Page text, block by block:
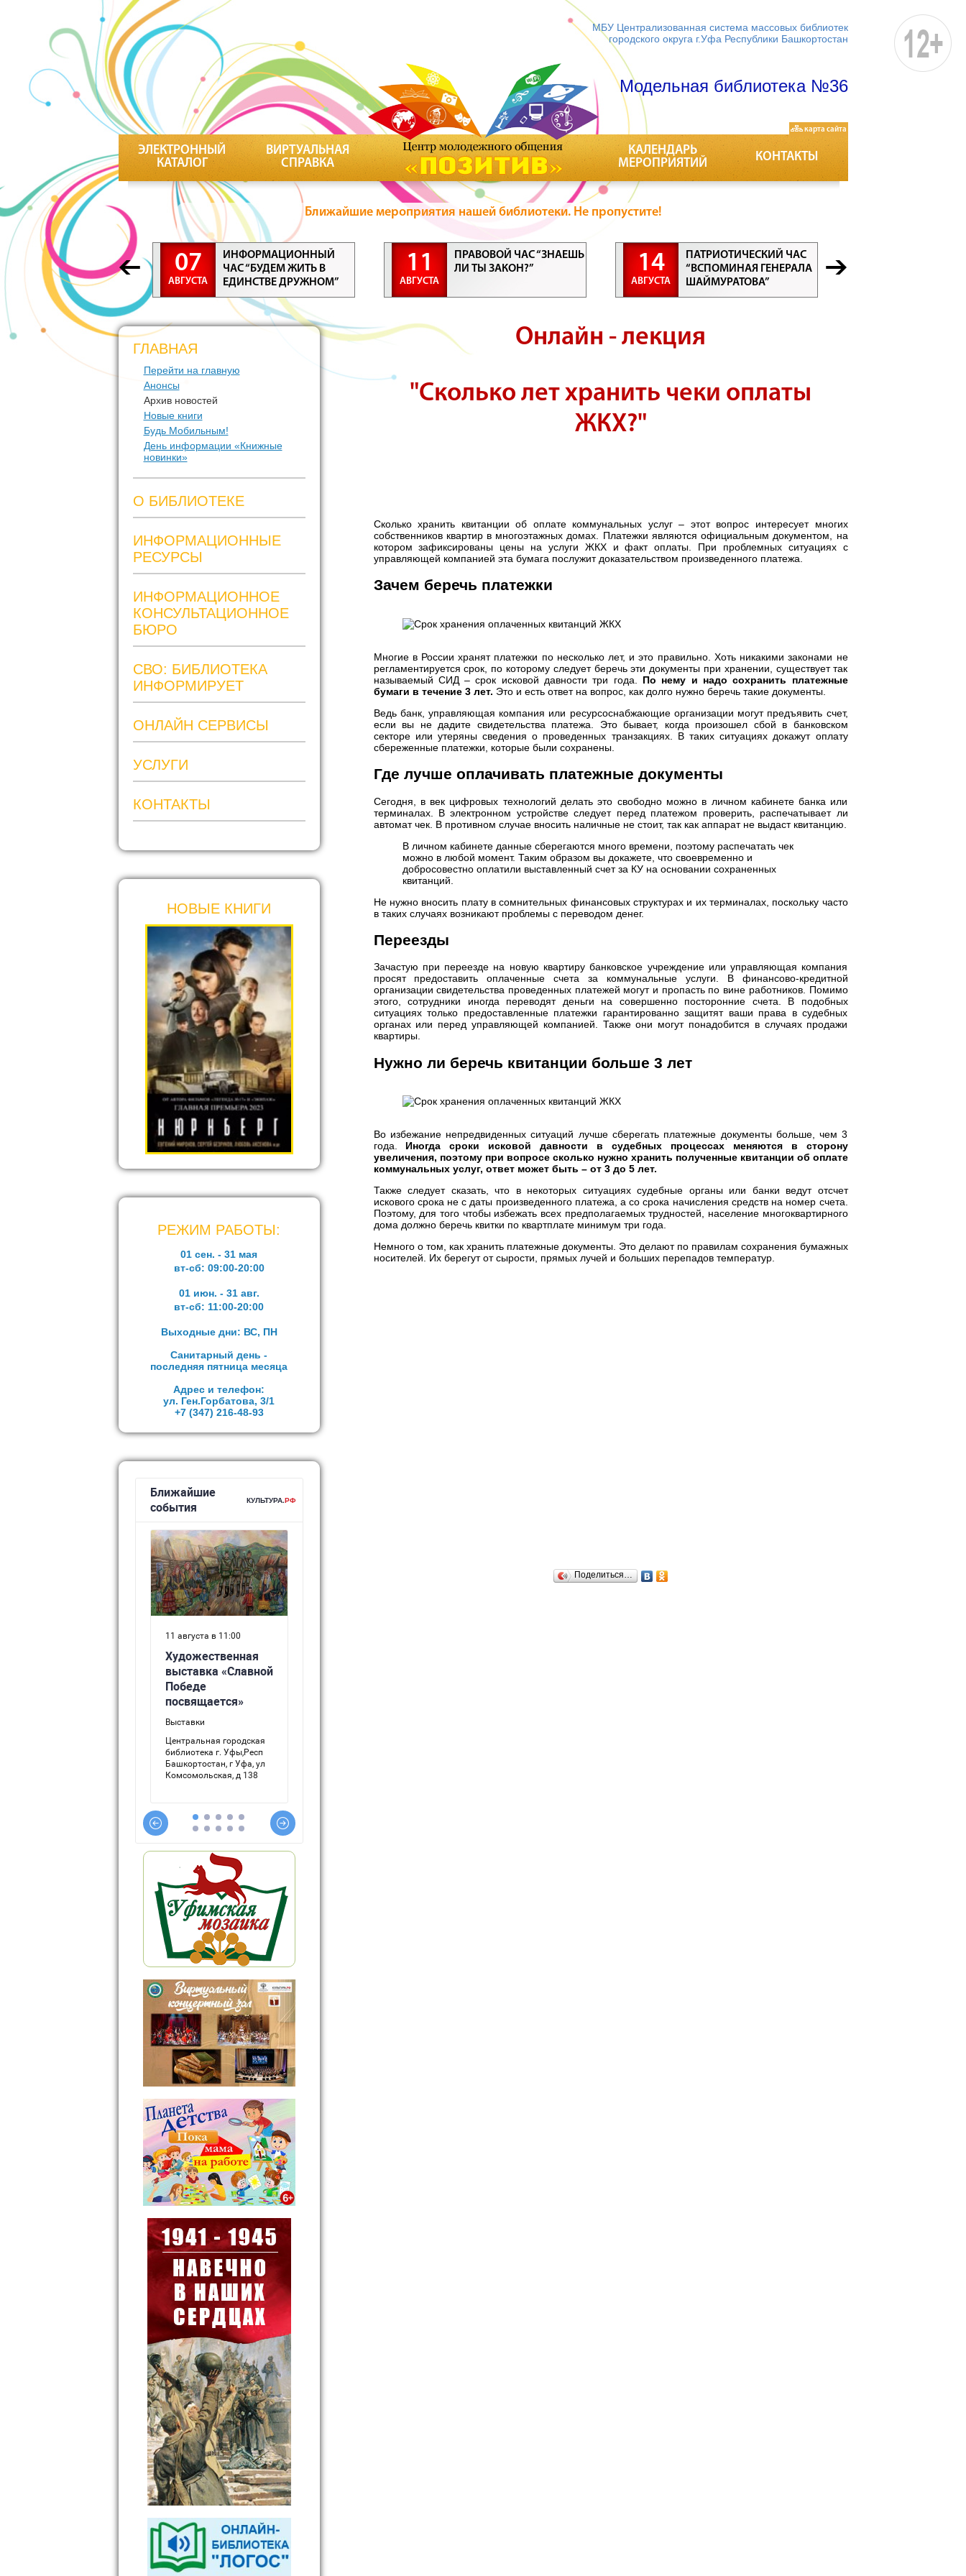
МБУ Централизованная система массовых библиотек
городского округа г.Уфа Республики Башкортостан
Модельная библиотека №36
ЭЛЕКТРОННЫЙ
КАТАЛОГ
ВИРТУАЛЬНАЯ
СПРАВКА
КАЛЕНДАРЬ
МЕРОПРИЯТИЙ
КОНТАКТЫ
карта сайта
Ближайшие мероприятия нашей библиотеки. Не пропустите!
07
АВГУСТА
ИНФОРМАЦИОННЫЙ
ЧАС “БУДЕМ ЖИТЬ В
ЕДИНСТВЕ ДРУЖНОМ”
11
АВГУСТА
ПРАВОВОЙ ЧАС “ЗНАЕШЬ
ЛИ ТЫ ЗАКОН?”
14
АВГУСТА
ПАТРИОТИЧЕСКИЙ ЧАС
“ВСПОМИНАЯ ГЕНЕРАЛА
ШАЙМУРАТОВА”
ГЛАВНАЯ
Перейти на главную
Анонсы
Архив новостей
Новые книги
Будь Мобильным!
День информации «Книжные
новинки»
О БИБЛИОТЕКЕ
ИНФОРМАЦИОННЫЕ
РЕСУРСЫ
ИНФОРМАЦИОННОЕ
КОНСУЛЬТАЦИОННОЕ
БЮРО
СВО: БИБЛИОТЕКА
ИНФОРМИРУЕТ
ОНЛАЙН СЕРВИСЫ
УСЛУГИ
КОНТАКТЫ
НОВЫЕ КНИГИ
РЕЖИМ РАБОТЫ:
01 сен. - 31 мая
вт-сб: 09:00-20:00
01 июн. - 31 авг.
вт-сб: 11:00-20:00
Выходные дни: ВС, ПН
Санитарный день -
последняя пятница месяца
Адрес и телефон:
ул. Ген.Горбатова, 3/1
+7 (347) 216-48-93
Онлайн - лекция
"Сколько лет хранить чеки оплаты
ЖКХ?"
Сколько хранить квитанции об оплате коммунальных услуг – этот вопрос интересует многих
собственников квартир в многоэтажных домах. Платежки являются официальным документом, на
котором зафиксированы цены на услуги ЖКХ и факт оплаты. При проблемных ситуациях с
управляющей компанией эта бумага послужит доказательством произведенного платежа.
Зачем беречь платежки
Многие в России хранят платежки по несколько лет, и это правильно. Хоть никакими законами не
регламентируется срок, по которому следует беречь эти документы при хранении, существует так
называемый СИД – срок исковой давности три года. По нему и надо сохранить платежные
бумаги в течение 3 лет. Это и есть ответ на вопрос, как долго нужно беречь такие документы.
Ведь банк, управляющая компания или ресурсоснабжающие организации могут предъявить счет,
если вы не дадите свидетельства платежа. Это бывает, когда произошел сбой в банковском
секторе или утеряны сведения о проведенных транзакциях. В таких ситуациях докажут оплату
сбереженные платежки, которые были сохранены.
Где лучше оплачивать платежные документы
Сегодня, в век цифровых технологий делать это свободно можно в личном кабинете банка или
терминалах. В электронном устройстве следует перед платежом проверить, распечатывает ли
автомат чек. В противном случае вносить наличные не стоит, так как аппарат не выдаст квитанцию.
В личном кабинете данные сберегаются много времени, поэтому распечатать чек
можно в любой момент. Таким образом вы докажете, что своевременно и
добросовестно оплатили выставленный счет за КУ на основании сохраненных
квитанций.
Не нужно вносить плату в сомнительных финансовых структурах и их терминалах, поскольку часто
в таких случаях возникают проблемы с переводом денег.
Переезды
Зачастую при переезде на новую квартиру банковское учреждение или управляющая компания
просят предоставить оплаченные счета за коммунальные услуги. В финансово-кредитной
организации свидетельства проведенных платежей могут и пропасть по вине работников. Помимо
этого, сотрудники иногда переводят деньги на совершенно посторонние счета. В подобных
ситуациях только предоставленные платежки гарантированно защитят ваши права в судебных
органах или перед управляющей компанией. Также они могут понадобится в случаях продажи
квартиры.
Нужно ли беречь квитанции больше 3 лет
Во избежание непредвиденных ситуаций лучше сберегать платежные документы больше, чем 3
года. Иногда сроки исковой давности в судебных процессах меняются в сторону
увеличения, поэтому при вопросе сколько нужно хранить полученные квитанции об оплате
коммунальных услуг, ответ может быть – от 3 до 5 лет.
Также следует сказать, что в некоторых ситуациях судебные органы или банки ведут отсчет
искового срока не с даты произведенного платежа, а со срока начисления средств на номер счета.
Поэтому, для того чтобы избежать всех предполагаемых трудностей, население многоквартирного
дома должно беречь квитки по квартплате минимум три года.
Немного о том, как хранить платежные документы. Это делают по правилам сохранения бумажных
носителей. Их берегут от сырости, прямых лучей и больших перепадов температур.
Поделиться…